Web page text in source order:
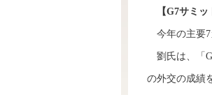
【G7サミッ
今年の主要7
劉氏は、「
の外交の成績